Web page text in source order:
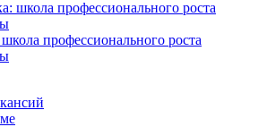
профессионального роста